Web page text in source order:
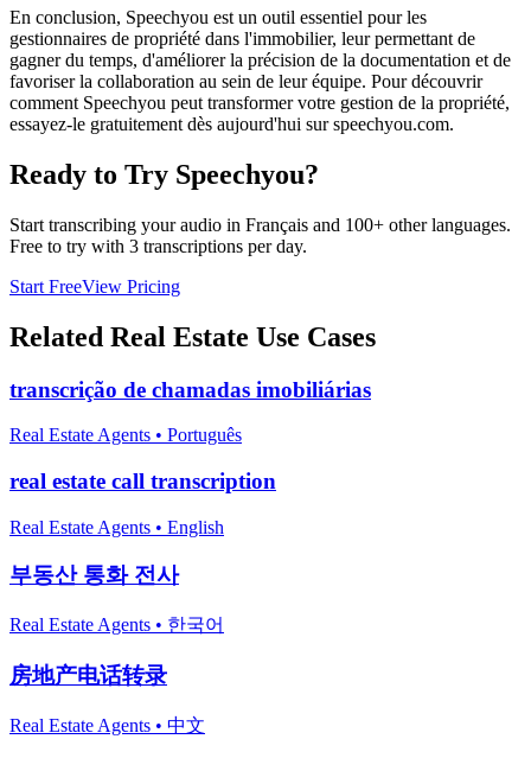
En conclusion, Speechyou est un outil essentiel pour les
gestionnaires de propriété dans l'immobilier, leur permettant de
gagner du temps, d'améliorer la précision de la documentation et de
favoriser la collaboration au sein de leur équipe. Pour découvrir
comment Speechyou peut transformer votre gestion de la propriété,
essayez-le gratuitement dès aujourd'hui sur speechyou.com.
Ready to Try Speechyou?
Start transcribing your audio in Français and 100+ other languages.
Free to try with 3 transcriptions per day.
Start FreeView Pricing
Related Real Estate Use Cases
transcrição de chamadas imobiliárias
Real Estate Agents • Português
real estate call transcription
Real Estate Agents • English
부동산 통화 전사
Real Estate Agents • 한국어
房地产电话转录
Real Estate Agents • 中文